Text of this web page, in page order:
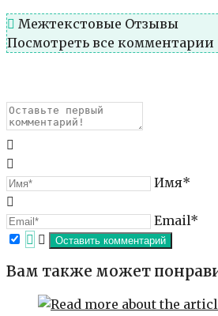
Межтекстовые Отзывы
Посмотреть все комментарии
Имя*
Email*
Вам также может